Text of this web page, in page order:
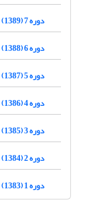
دوره 7 (1389)
دوره 6 (1388)
دوره 5 (1387)
دوره 4 (1386)
دوره 3 (1385)
دوره 2 (1384)
دوره 1 (1383)